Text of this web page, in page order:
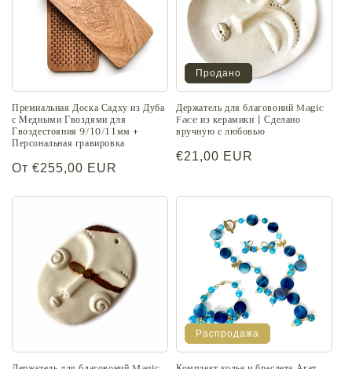
Премиальная Доска Садху из Дуба
с Медными Гвоздями для
Гвоздестояния 9/10/11мм +
Персональная гравировка
Обычная
От €255,00 EUR
Продано
Держатель для благовоний Magic
Face из керамики | Сделано
вручную с любовью
Обычная
€21,00 EUR
Распродажа